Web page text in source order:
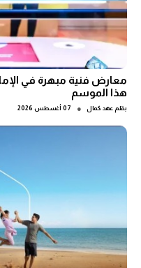
معارض فنية مبهرة في
هذا الموسم
بقلم عهد كمال ● 07 أغسطس 2026